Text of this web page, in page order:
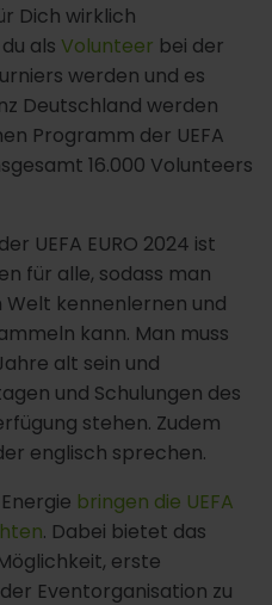
Dich wirklich
als Volunteer bei der
werden und es
Deutschland werden
Programm der UEFA
16.000 Volunteers
UEFA EURO 2024 ist
für alle, sodass man
Welt kennenlernen und
kann. Man muss
alt sein und
und Schulungen des
stehen. Zudem
englisch sprechen.
bringen die UEFA
. Dabei bietet das
erste
Eventorganisation zu